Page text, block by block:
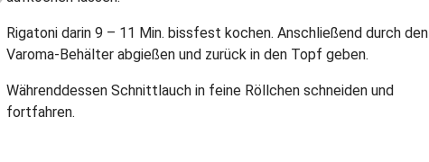
Rigatoni darin 9 – 11 Min. bissfest kochen. Anschließend durch den
Varoma-Behälter abgießen und zurück in den Topf geben.
Währenddessen Schnittlauch in feine Röllchen schneiden und
fortfahren.